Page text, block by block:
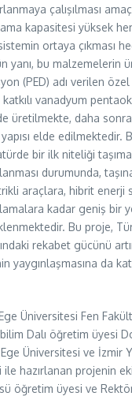
çalışılması
kapasitesi yüksek
ortaya çıkması
yanı, bu malzemelerin
(PED) adı verilen
vanadyum
üretilmekte, daha
elde edilmektedir.
bir ilk niteliği
durumunda,
araçlara, hibrit enerji
kadar geniş bir
Bu proje,
rekabet gücünü
yaygınlaşmasına da
Üniversitesi Fen
Dalı öğretim üyesi
Ege Üniversitesi ve İzmir
ile hazırlanan projenin
öğretim üyesi ve Rektör